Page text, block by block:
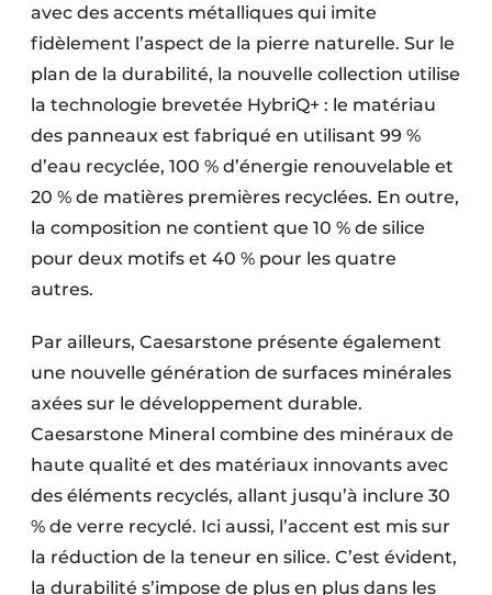
avec des accents métalliques qui imite
fidèlement l’aspect de la pierre naturelle. Sur le
plan de la durabilité, la nouvelle collection utilise
la technologie brevetée HybriQ+ : le matériau
des panneaux est fabriqué en utilisant 99 %
d’eau recyclée, 100 % d’énergie renouvelable et
20 % de matières premières recyclées. En outre,
la composition ne contient que 10 % de silice
pour deux motifs et 40 % pour les quatre
autres.
Par ailleurs, Caesarstone présente également
une nouvelle génération de surfaces minérales
axées sur le développement durable.
Caesarstone Mineral combine des minéraux de
haute qualité et des matériaux innovants avec
des éléments recyclés, allant jusqu’à inclure 30
% de verre recyclé. Ici aussi, l’accent est mis sur
la réduction de la teneur en silice. C’est évident,
la durabilité s’impose de plus en plus dans les